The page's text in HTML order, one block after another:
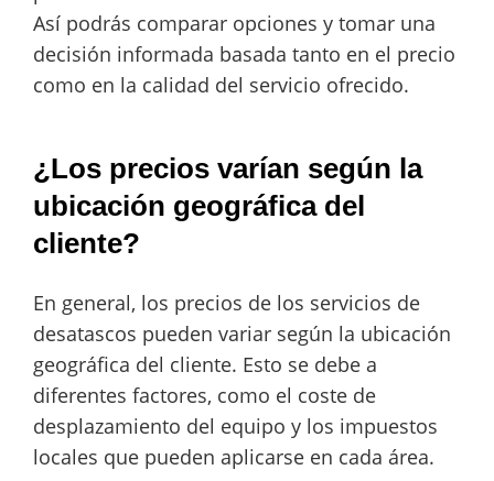
Así podrás comparar opciones y tomar una
decisión informada basada tanto en el precio
como en la calidad del servicio ofrecido.
¿Los precios varían según la
ubicación geográfica del
cliente?
En general, los precios de los servicios de
desatascos pueden variar según la ubicación
geográfica del cliente. Esto se debe a
diferentes factores, como el coste de
desplazamiento del equipo y los impuestos
locales que pueden aplicarse en cada área.